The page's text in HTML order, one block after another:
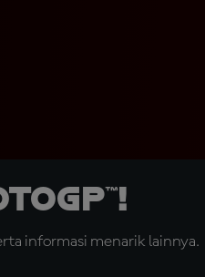
informasi menarik lainnya.